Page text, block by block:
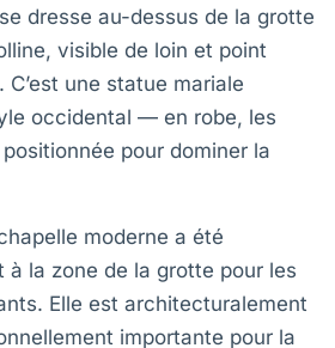
dresse au-dessus de la grotte
visible de loin et point
une statue mariale
occidental — en robe, les
pour dominer la
moderne a été
à la zone de la grotte pour les
Elle est architecturalement
importante pour la